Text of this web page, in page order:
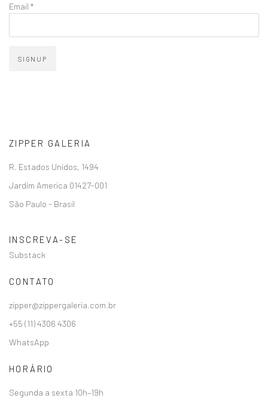
Email *
SIGNUP
ZIPPER GALERIA
R. Estados Unidos, 1494
Jardim America 01427-001
São Paulo - Brasil
INSCREVA-SE
Substack
CONTATO
zipper@zippergaleria.com.br
+55 (11) 4306 4306
WhatsApp
HORÁRIO
Segunda a sexta 10h–19h